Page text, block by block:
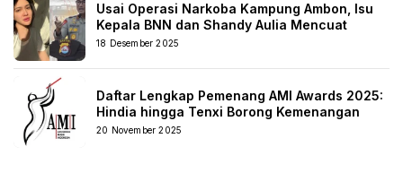
Usai Operasi Narkoba Kampung Ambon, Isu
Kepala BNN dan Shandy Aulia Mencuat
18 Desember 2025
Daftar Lengkap Pemenang AMI Awards 2025:
Hindia hingga Tenxi Borong Kemenangan
20 November 2025